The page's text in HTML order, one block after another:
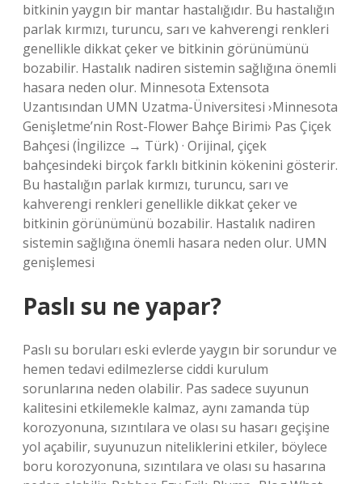
bitkinin yaygın bir mantar hastalığıdır. Bu hastalığın
parlak kırmızı, turuncu, sarı ve kahverengi renkleri
genellikle dikkat çeker ve bitkinin görünümünü
bozabilir. Hastalık nadiren sistemin sağlığına önemli
hasara neden olur. Minnesota Extensota
Uzantısından UMN Uzatma-Üniversitesi ›Minnesota
Genişletme’nin Rost-Flower Bahçe Birimi› Pas Çiçek
Bahçesi (İngilizce → Türk) · Orijinal, çiçek
bahçesindeki birçok farklı bitkinin kökenini gösterir.
Bu hastalığın parlak kırmızı, turuncu, sarı ve
kahverengi renkleri genellikle dikkat çeker ve
bitkinin görünümünü bozabilir. Hastalık nadiren
sistemin sağlığına önemli hasara neden olur. UMN
genişlemesi
Paslı su ne yapar?
Paslı su boruları eski evlerde yaygın bir sorundur ve
hemen tedavi edilmezlerse ciddi kurulum
sorunlarına neden olabilir. Pas sadece suyunun
kalitesini etkilemekle kalmaz, aynı zamanda tüp
korozyonuna, sızıntılara ve olası su hasarı geçişine
yol açabilir, suyunuzun niteliklerini etkiler, böylece
boru korozyonuna, sızıntılara ve olası su hasarına